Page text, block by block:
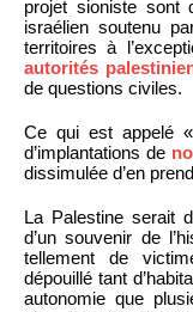
projet sioniste sont
israélien soutenu
territoires à
autorités
de questions civiles.
Ce qui est appelé
d’implantations de
dissimulée d’en
La Palestine serait
d’un souvenir de
tellement de
dépouillé tant
autonomie que